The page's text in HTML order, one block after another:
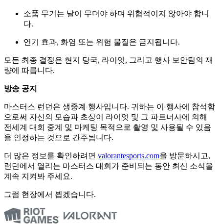
소품 무기는 날이 무뎌야 하며 위협적이지 않아야 합니
다.
연기 효과, 화염 또는 위험 물질은 금지됩니다.
모든 최종 결정은 현지 당국, 라이엇, 그리고 행사 보안팀의 재
량에 따릅니다.
방송 공지
마스터스 런던은 생중계 행사입니다. 귀하는 이 행사에 참석함
으로써 자신의 모습과 초상이 라이엇 및 그 파트너사에 의해
전세계 대회 중계 및 마케팅 목적으로 촬영 및 사용될 수 있음
을 인정하는 것으로 간주됩니다.
더 많은 정보를 확인하려면 valorantesports.com을 방문하시고,
런던에서 열리는 마스터스 대회가 준비되는 동안 최신 소식을
계속 지켜봐 주세요.
그럼 현장에서 뵙겠습니다.